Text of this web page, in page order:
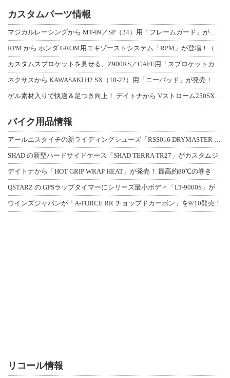
カスタムパーツ情報
マジカルレーシングから MT-09／SP（24）用「フレームガード」が登場！
RPM から ホンダ GROM用エキゾーストシステム「RPM」が登場！（動画あり
カスタムスプロケットを見せる、Z900RS／CAFE用「スプロケットカバーフルキ
ネクサスから KAWASAKI H2 SX（18-22）用「ニーパッド」が発売！
ゲル素材入りで快適＆足つき向上！ デイトナから Vストローム250SX用「快適ロ
バイク用品情報
アールエスタイチの新ライディングシューズ「RSS016 DRYMASTER スト
SHAD の新型ハードサイドケース「SHAD TERRA TR27」がカスタムジ
デイトナから「HOT GRIP WRAP HEAT」が発売！ 最高約80℃の巻き
QSTARZ の GPSラップタイマーにシリーズ最小ボディ「LT-9000S」が
ウインズジャパンが「A-FORCE RR チョップドカーボン」を9/10発売！
リコール情報